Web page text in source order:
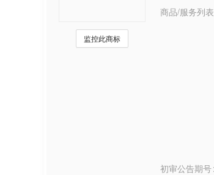
监控此商标
商品/服务列表
初审公告期号